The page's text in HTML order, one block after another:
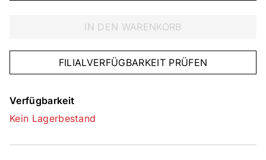
IN DEN WARENKORB
FILIALVERFÜGBARKEIT PRÜFEN
Verfügbarkeit
Kein Lagerbestand